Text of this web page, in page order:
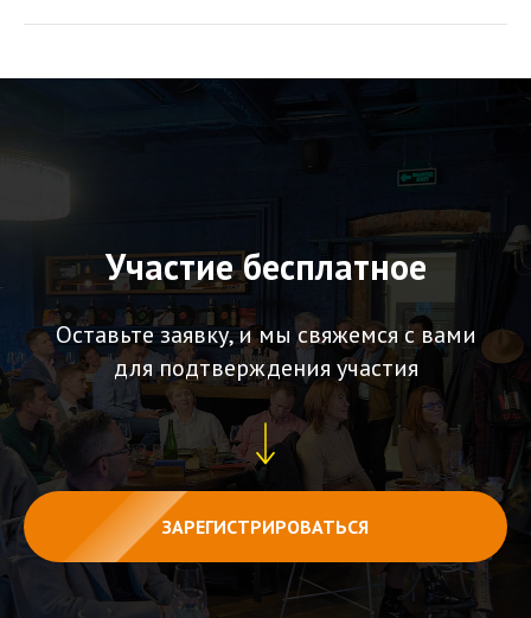
Участие бесплатное
Оставьте заявку, и мы свяжемся с вами
для подтверждения участия
ЗАРЕГИСТРИРОВАТЬСЯ